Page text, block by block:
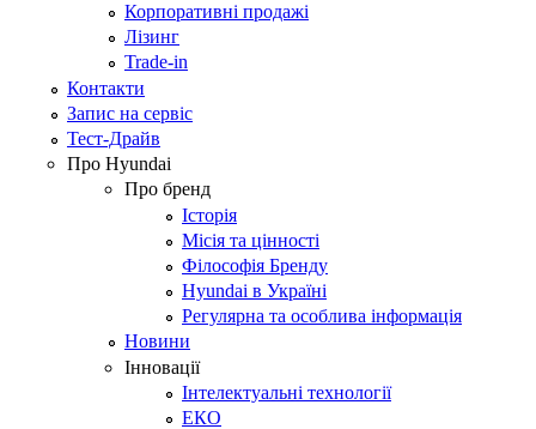
Корпоративні продажі
Лізинг
Trade-in
Контакти
Запис на сервіс
Тест-Драйв
Про Hyundai
Про бренд
Історія
Місія та цінності
Філософія Бренду
Hyundai в Україні
Регулярна та особлива інформація
Новини
Інновації
Інтелектуальні технології
ЕКО